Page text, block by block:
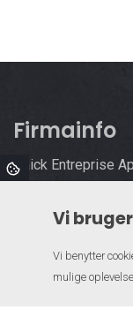
Firmainfo
Paick Entreprise
5772 Kværndrup
Vi
Vi benytter
mulige